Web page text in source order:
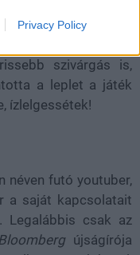
Privacy Policy
arábiai, konkrétan
szivárgás is,
a leplet a játék
ízlelgessétek!
néven futó youtuber,
a saját kapcsolatait
Legalábbis csak az
Bloombergújságírója